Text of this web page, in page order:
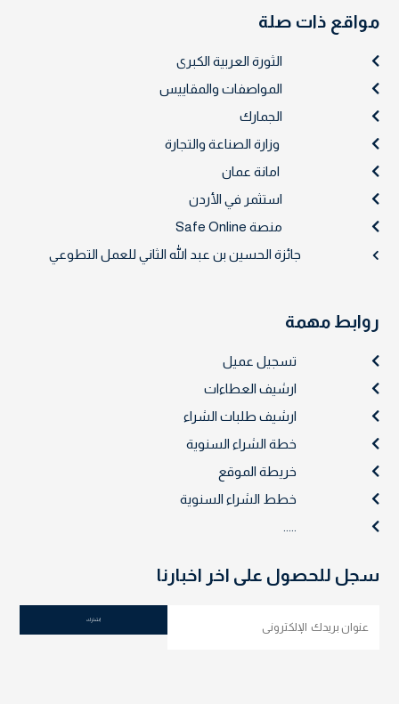
مواقع ذات صلة
الثورة العربية الكبرى
المواصفات والمقاييس
الجمارك
وزارة الصناعة والتجارة
امانة عمان
استثمر في الأردن
منصة Safe Online
جائزة الحسين بن عبد الله الثاني للعمل التطوعي
روابط مهمة
تسجيل عميل
ارشيف العطاءات
ارشيف طلبات الشراء
خطة الشراء السنوية
خريطة الموقع
خطط الشراء السنوية
سجل للحصول على اخر اخبارنا